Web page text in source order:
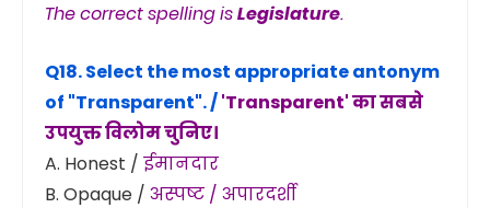
The correct spelling isLegislature.
Q18. Select the most appropriate antonym
of "Transparent". /'Transparent' का सबसे
उपयुक्त विलोम चुनिए।
A. Honest / ईमानदार
B. Opaque / अस्पष्ट / अपारदर्शी